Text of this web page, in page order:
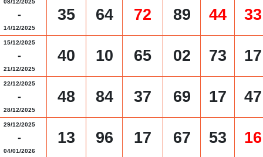
08/12/2025
-
14/12/2025
35 64 72 89 44 33
15/12/2025
-
21/12/2025
40 10 65 02 73 17
22/12/2025
-
28/12/2025
48 84 37 69 17 47
29/12/2025
-
04/01/2026
13 96 17 67 53 16